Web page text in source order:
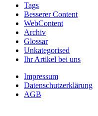
Tags
Besserer Content
WebContent
Archiv
Glossar
Unkategorised
Ihr Artikel bei uns
Impressum
Datenschutzerklärung
AGB